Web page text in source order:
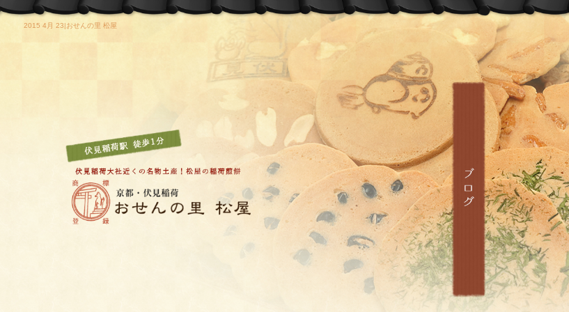
2015 4月 23|おせんの里 松屋